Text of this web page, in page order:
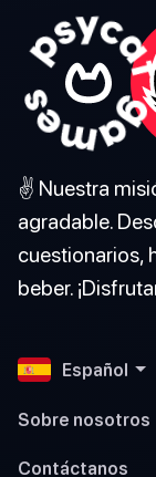
✌️ Nuestra
agradable.
cuestionarios,
beber.
Español
Sobre nosotros
Contáctanos